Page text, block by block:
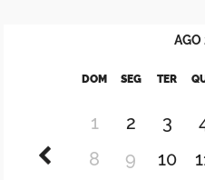
AGO
DOM SEG TER
1 2 3
8
9 10